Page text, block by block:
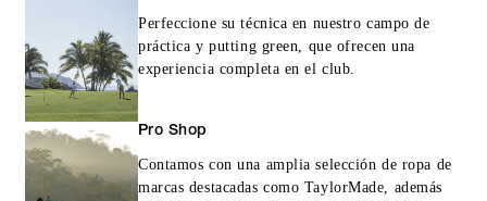
Perfeccione su técnica en nuestro campo de
práctica y putting green, que ofrecen una
experiencia completa en el club.
Pro Shop
Contamos con una amplia selección de ropa de
marcas destacadas como TaylorMade, además